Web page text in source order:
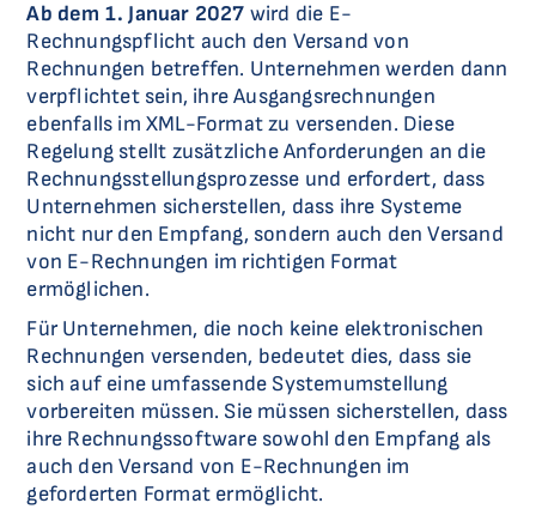
Ab dem 1. Januar 2027 wird die E-
Rechnungspflicht auch den Versand von
Rechnungen betreffen. Unternehmen werden dann
verpflichtet sein, ihre Ausgangsrechnungen
ebenfalls im XML-Format zu versenden. Diese
Regelung stellt zusätzliche Anforderungen an die
Rechnungsstellungsprozesse und erfordert, dass
Unternehmen sicherstellen, dass ihre Systeme
nicht nur den Empfang, sondern auch den Versand
von E-Rechnungen im richtigen Format
ermöglichen.
Für Unternehmen, die noch keine elektronischen
Rechnungen versenden, bedeutet dies, dass sie
sich auf eine umfassende Systemumstellung
vorbereiten müssen. Sie müssen sicherstellen, dass
ihre Rechnungssoftware sowohl den Empfang als
auch den Versand von E-Rechnungen im
geforderten Format ermöglicht.